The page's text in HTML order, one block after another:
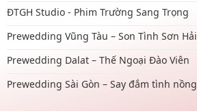
ĐTGH Studio - Phim Trường Sang Trọng
Prewedding Vũng Tàu – Son Tình Sơn Hải
Prewedding Dalat – Thế Ngoại Đào Viên
Prewedding Sài Gòn – Say đắm tình nồng